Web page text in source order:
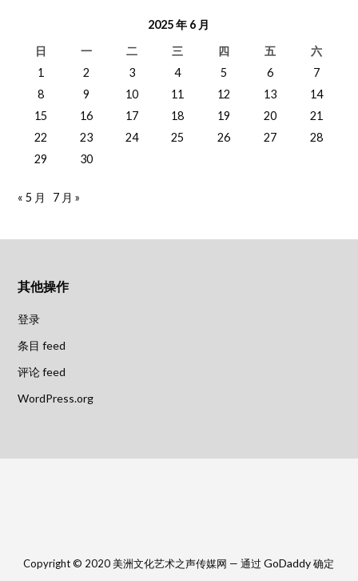
2025 年 6 月
日 一 二 三 四 五 六
1 2 3 4 5 6
7
8
9 10 11 12 13
14
15
16 17 18 19 20
21
22
23 24 25 26 27
28
29
30
« 5 月 7 月 »
其他操作
登录
条目 feed
评论 feed
WordPress.org
Copyright © 2020 美洲文化艺术之声传媒网 — 通过GoDaddy确定